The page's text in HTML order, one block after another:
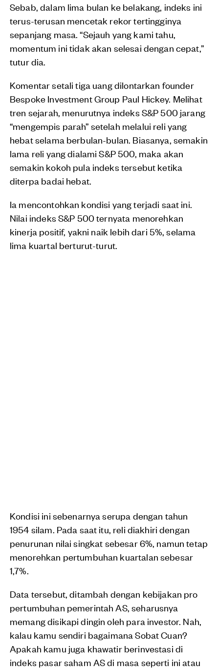
Sebab, dalam lima bulan ke belakang, indeks ini
terus-terusan mencetak rekor tertingginya
sepanjang masa. “Sejauh yang kami tahu,
momentum ini tidak akan selesai dengan cepat,”
tutur dia.
Komentar setali tiga uang dilontarkan founder
Bespoke Investment Group Paul Hickey. Melihat
tren sejarah, menurutnya indeks S&P 500 jarang
“mengempis parah” setelah melalui reli yang
hebat selama berbulan-bulan. Biasanya, semakin
lama reli yang dialami S&P 500, maka akan
semakin kokoh pula indeks tersebut ketika
diterpa badai hebat.
Ia mencontohkan kondisi yang terjadi saat ini.
Nilai indeks S&P 500 ternyata menorehkan
kinerja positif, yakni naik lebih dari 5%, selama
lima kuartal berturut-turut.
Kondisi ini sebenarnya serupa dengan tahun
1954 silam. Pada saat itu, reli diakhiri dengan
penurunan nilai singkat sebesar 6%, namun tetap
menorehkan pertumbuhan kuartalan sebesar
1,7%.
Data tersebut, ditambah dengan kebijakan pro
pertumbuhan pemerintah AS, seharusnya
memang disikapi dingin oleh para investor. Nah,
kalau kamu sendiri bagaimana Sobat Cuan?
Apakah kamu juga khawatir berinvestasi di
indeks pasar saham AS di masa seperti ini atau